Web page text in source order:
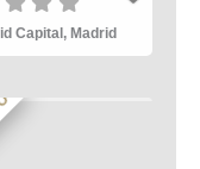
Capital, Madrid